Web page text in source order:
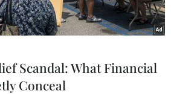
Scandal: What Financial
Conceal